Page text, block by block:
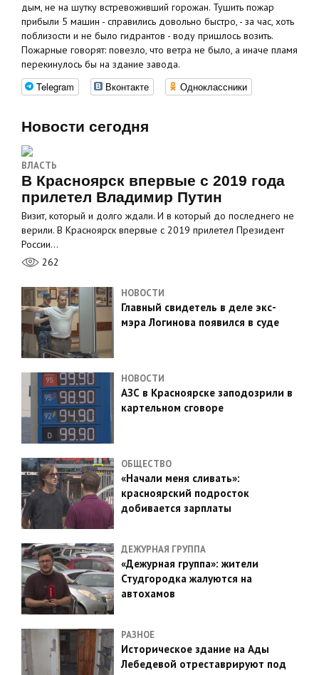
дым, не на шутку встревоживший горожан. Тушить пожар
прибыли 5 машин - справились довольно быстро, - за час, хоть
поблизости и не было гидрантов - воду пришлось возить.
Пожарные говорят: повезло, что ветра не было, а иначе пламя
перекинулось бы на здание завода.
Telegram Вконтакте Одноклассники
Новости сегодня
ВЛАСТЬ
В Красноярск впервые с 2019 года
прилетел Владимир Путин
Визит, который и долго ждали. И в который до последнего не
верили. В Красноярск впервые с 2019 прилетел Президент
России…
262
НОВОСТИ
Главный свидетель в деле экс-
мэра Логинова появился в суде
НОВОСТИ
АЗС в Красноярске заподозрили в
картельном сговоре
ОБЩЕСТВО
«Начали меня сливать»:
красноярский подросток
добивается зарплаты
ДЕЖУРНАЯ ГРУППА
«Дежурная группа»: жители
Студгородка жалуются на
автохамов
РАЗНОЕ
Историческое здание на Ады
Лебедевой отреставрируют под